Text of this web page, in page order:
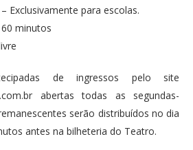
Exclusivamente para escolas.
minutos
de ingressos pelo site
abertas todas as segundas-
serão distribuídos no dia
antes na bilheteria do Teatro.